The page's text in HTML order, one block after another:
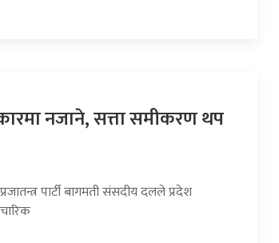
नजाने, सत्ता समीकरण थप
पार्टी बागमती संसदीय दलले प्रदेश